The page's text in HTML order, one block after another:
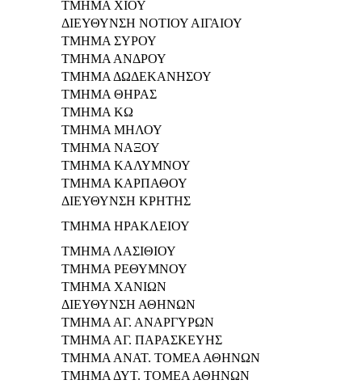
ΤΜΗΜΑ ΧΙΟΥ
ΔΙΕΥΘΥΝΣΗ ΝΟΤΙΟΥ ΑΙΓΑΙΟΥ
ΤΜΗΜΑ ΣΥΡΟΥ
ΤΜΗΜΑ ΑΝΔΡΟΥ
ΤΜΗΜΑ ΔΩΔΕΚΑΝΗΣΟΥ
ΤΜΗΜΑ ΘΗΡΑΣ
ΤΜΗΜΑ ΚΩ
ΤΜΗΜΑ ΜΗΛΟΥ
ΤΜΗΜΑ ΝΑΞΟΥ
ΤΜΗΜΑ ΚΑΛΥΜΝΟΥ
ΤΜΗΜΑ ΚΑΡΠΑΘΟΥ
ΔΙΕΥΘΥΝΣΗ ΚΡΗΤΗΣ
ΤΜΗΜΑ ΗΡΑΚΛΕΙΟΥ
ΤΜΗΜΑ ΛΑΣΙΘΙΟΥ
ΤΜΗΜΑ ΡΕΘΥΜΝΟΥ
ΤΜΗΜΑ ΧΑΝΙΩΝ
ΔΙΕΥΘΥΝΣΗ ΑΘΗΝΩΝ
ΤΜΗΜΑ ΑΓ. ΑΝΑΡΓΥΡΩΝ
ΤΜΗΜΑ ΑΓ. ΠΑΡΑΣΚΕΥΗΣ
ΤΜΗΜΑ ΑΝΑΤ. ΤΟΜΕΑ ΑΘΗΝΩΝ
ΤΜΗΜΑ ΔΥΤ. ΤΟΜΕΑ ΑΘΗΝΩΝ